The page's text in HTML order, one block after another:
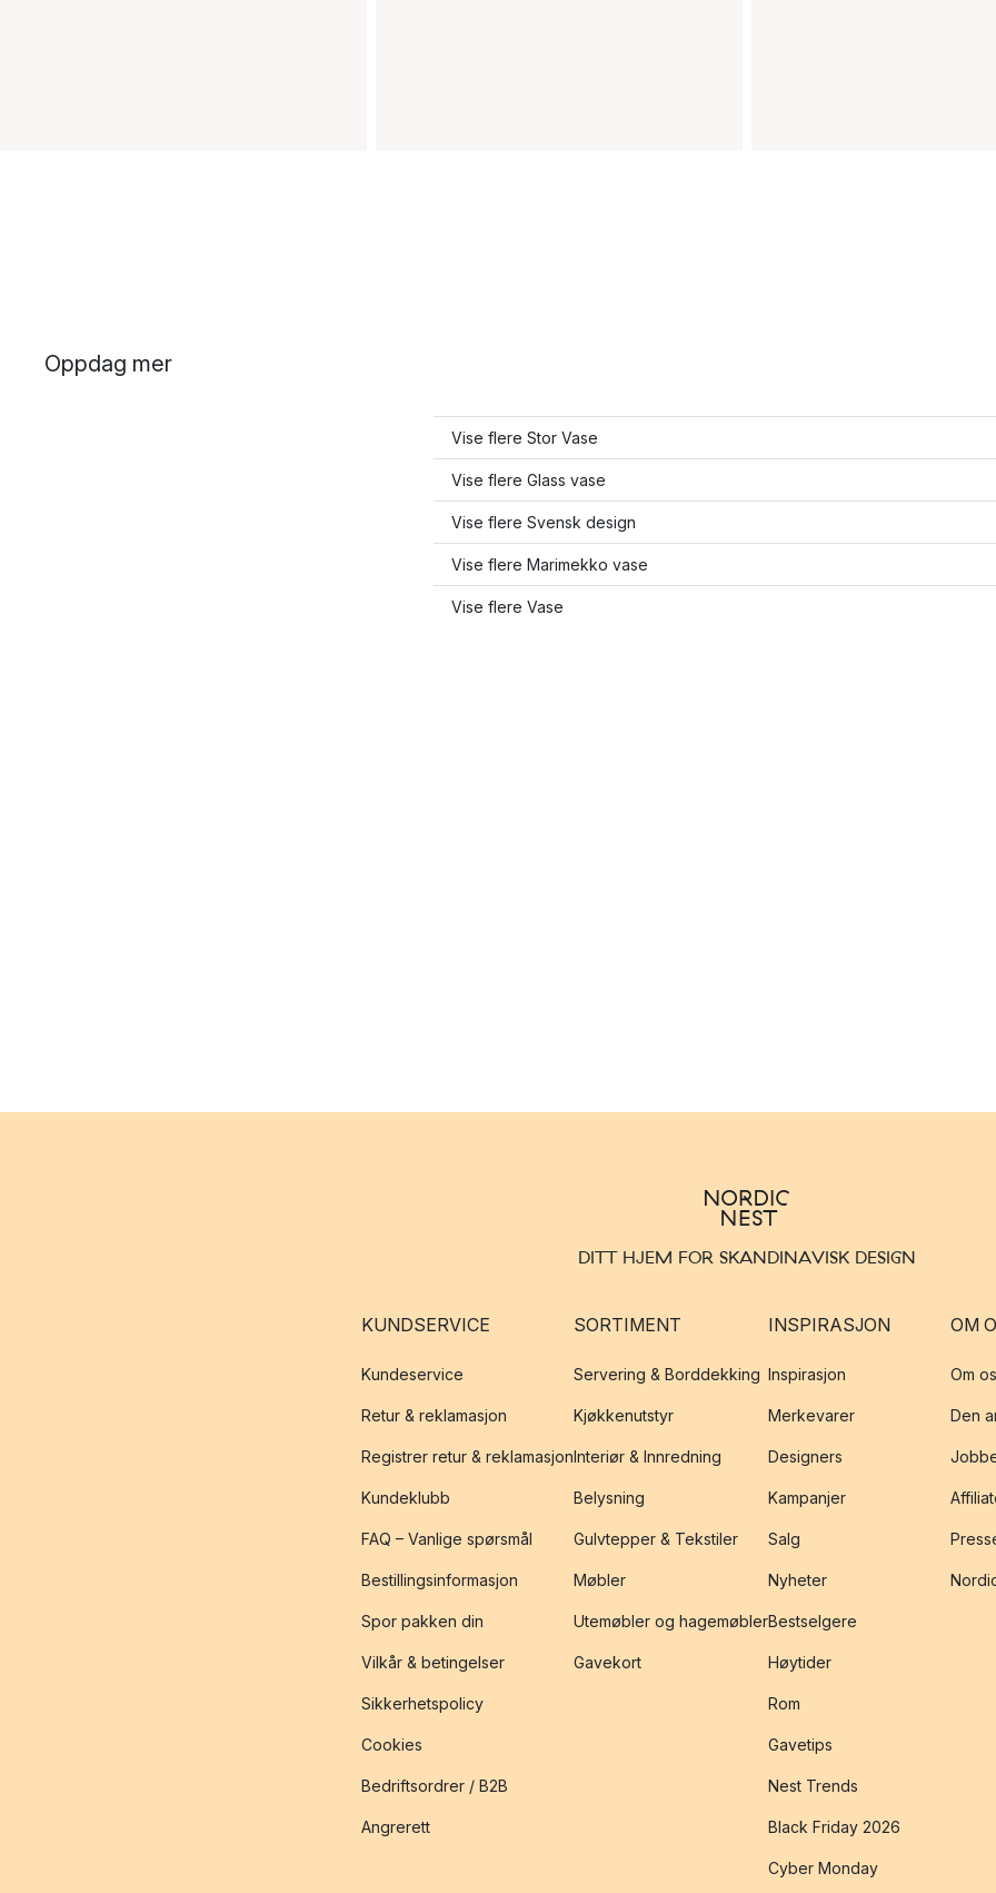
Oppdag mer
Vise flere Stor Vase
Vise flere Glass vase
Vise flere Svensk design
Vise flere Marimekko vase
Vise flere Vase
DITT HJEM FOR SKANDINAVISK DESIGN
KUNDSERVICE
Kundeservice
Retur & reklamasjon
Registrer retur & reklamasjon
Kundeklubb
FAQ – Vanlige spørsmål
Bestillingsinformasjon
Spor pakken din
Vilkår & betingelser
Sikkerhetspolicy
Cookies
Bedriftsordrer / B2B
Angrerett
SORTIMENT
Servering & Borddekking
Kjøkkenutstyr
Interiør & Innredning
Belysning
Gulvtepper & Tekstiler
Møbler
Utemøbler og hagemøbler
Gavekort
INSPIRASJON
Inspirasjon
Merkevarer
Designers
Kampanjer
Salg
Nyheter
Bestselgere
Høytider
Rom
Gavetips
Nest Trends
Black Friday 2026
Cyber Monday
OM
Om
Den